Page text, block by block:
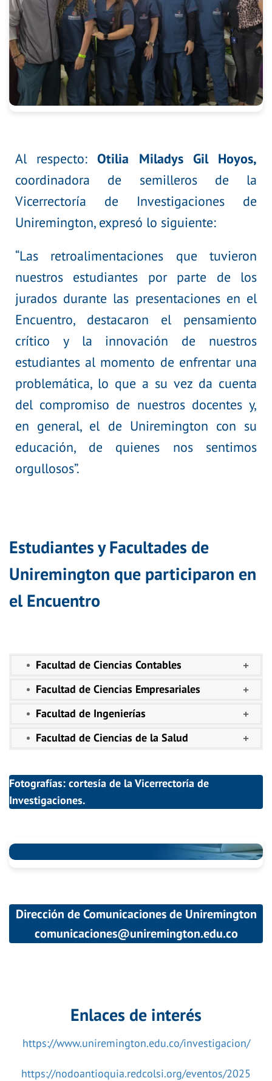
Al respecto:Otilia Miladys Gil Hoyos,
coordinadora de semilleros de la
Vicerrectoría de Investigaciones de
Uniremington, expresó lo siguiente:
“Las retroalimentaciones que tuvieron
nuestros estudiantes por parte de los
jurados durante las presentaciones en el
Encuentro, destacaron el pensamiento
crítico y la innovación de nuestros
estudiantes al momento de enfrentar una
problemática, lo que a su vez da cuenta
del compromiso de nuestros docentes y,
en general, el de Uniremington con su
educación, de quienes nos sentimos
orgullosos”.
Estudiantes y Facultades de
Uniremington que participaron en
el Encuentro
Facultad de Ciencias Contables
Facultad de Ciencias Empresariales
Facultad de Ingenierías
Facultad de Ciencias de la Salud
Fotografías: cortesía de la Vicerrectoría de
Investigaciones.
Dirección de Comunicaciones de Uniremington
comunicaciones@uniremington.edu.co
Enlaces de interés
https://www.uniremington.edu.co/investigacion/
https://nodoantioquia.redcolsi.org/eventos/2025